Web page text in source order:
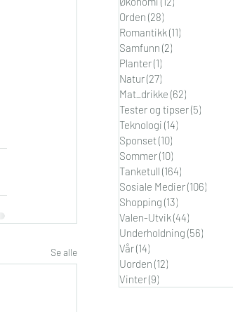
Se alle
Orden (28)
Romantikk(11)
Samfunn (2)
Planter(1)
Natur(27)
Mat_drikke (62)
Tester og tipser(5)
Teknologi (14)
Sponset(10)
Sommer(10)
Tanketull (164)
Sosiale Medier(106)
Shopping (13)
Valen-Utvik(44)
Underholdning (56)
Vår(14)
Uorden (12)
Vinter(9)